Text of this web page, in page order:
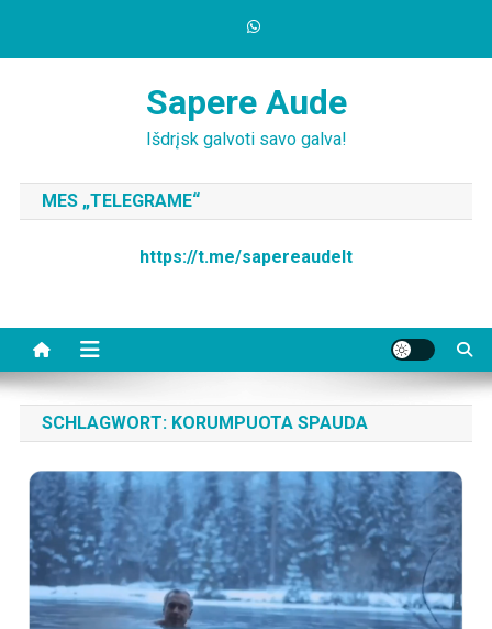
Sapere Aude
Išdrįsk galvoti savo galva!
MES „TELEGRAME“
https://t.me/sapereaudelt
SCHLAGWORT: KORUMPUOTA SPAUDA